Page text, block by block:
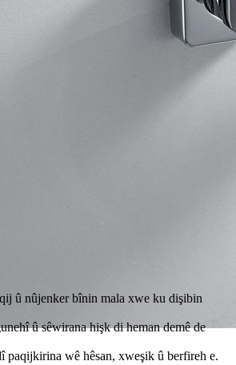
û nûjenker bînin mala xwe ku dişibin
û sêwirana hişk di heman demê de
paqijkirina wê hêsan, xweşik û berfireh e.